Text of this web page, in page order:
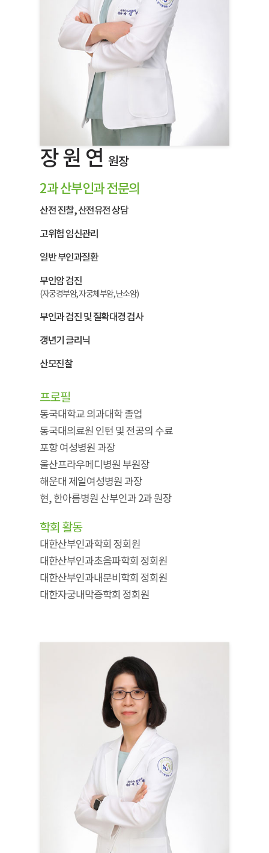
장 원 연원장
2과 산부인과 전문의
산전 진찰, 산전유전 상담
고위험 임신관리
일반 부인과질환
부인암 검진
(자궁경부암, 자궁체부암, 난소암)
부인과 검진 및 질확대경 검사
갱년기 클리닉
산모진찰
프로필
동국대학교 의과대학 졸업
동국대의료원 인턴 및 전공의 수료
포항 여성병원 과장
울산프라우메디병원 부원장
해운대 제일여성병원 과장
현, 한아름병원 산부인과 2과 원장
학회 활동
대한산부인과학회 정회원
대한산부인과초음파학회 정회원
대한산부인과내분비학회 정회원
대한자궁내막증학회 정회원